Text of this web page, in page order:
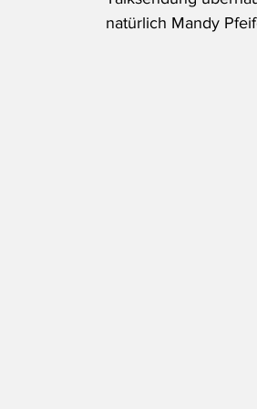
natürlich Mandy